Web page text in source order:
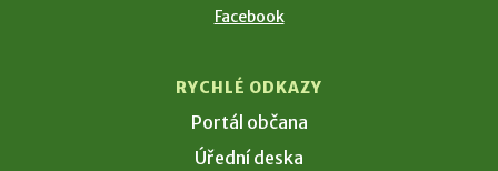
Facebook
RYCHLÉ ODKAZY
Portál občana
Úřední deska